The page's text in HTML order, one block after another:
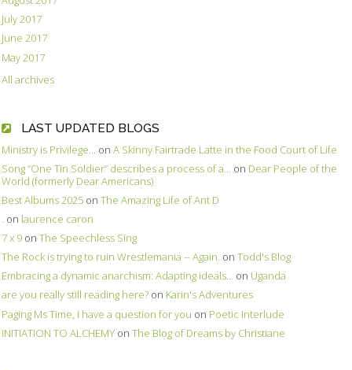
July 2017
June 2017
May 2017
All archives
LAST UPDATED BLOGS
Ministry is Privilege... on A Skinny Fairtrade Latte in the Food Court of Life
Song ”One Tin Soldier” describes a process of a... on Dear People of the
World (formerly Dear Americans)
Best Albums 2025 on The Amazing Life of Ant D
. on laurence caron
7 x 9 on The Speechless Sing
The Rock is trying to ruin Wrestlemania -- Again. on Todd's Blog
Embracing a dynamic anarchism: Adapting ideals... on Uganda
are you really still reading here? on Karin's Adventures
Paging Ms Time, I have a question for you on Poetic Interlude
INITIATION TO ALCHEMY on The Blog of Dreams by Christiane